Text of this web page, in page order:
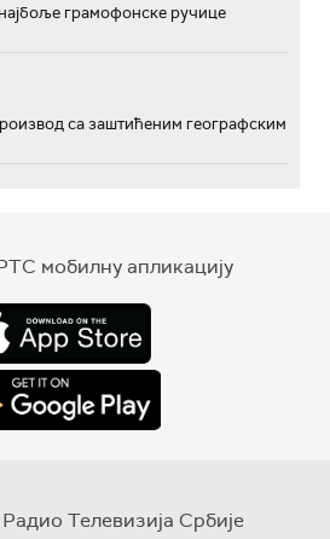
грамофонске ручице
са заштићеним географским
мобилну апликацију
Радио Телевизија Србије